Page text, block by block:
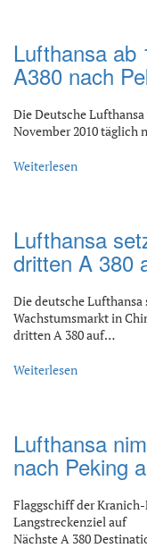
Lufthansa ab
A380 nach
Die Deutsche
November 2010 täglich
Weiterlesen
Lufthansa
dritten A 380
Die deutsche
Wachstumsmarkt in
dritten A 380 auf…
Weiterlesen
Lufthansa
nach Peking
Flaggschiff der
Langstreckenziel auf
Nächste A 380